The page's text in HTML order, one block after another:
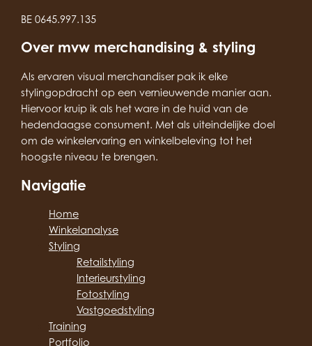
BE 0645.997.135
Over mvw merchandising & styling
Als ervaren visual merchandiser pak ik elke
stylingopdracht op een vernieuwende manier aan.
Hiervoor kruip ik als het ware in de huid van de
hedendaagse consument. Met als uiteindelijke doel
om de winkelervaring en winkelbeleving tot het
hoogste niveau te brengen.
Navigatie
Home
Winkelanalyse
Styling
Retailstyling
Interieurstyling
Fotostyling
Vastgoedstyling
Training
Portfolio